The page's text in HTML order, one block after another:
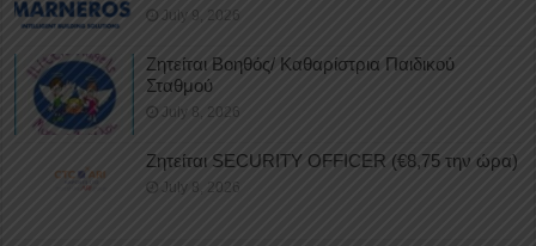
July 9, 2026
Ζητείται Βοηθός/ Καθαρίστρια Παιδικού
Σταθμού
July 8, 2026
Ζητείται SECURITY OFFICER (€8,75 την ώρα)
July 8, 2026